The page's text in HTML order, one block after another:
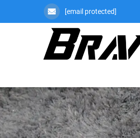
[email protected]